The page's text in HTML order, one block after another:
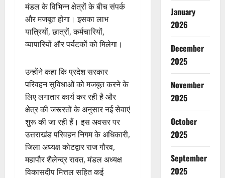
मंडल के विभिन्न क्षेत्रों के बीच संपर्क
और मजबूत होगा। इसका लाभ
यात्रियों, छात्रों, कर्मचारियों,
व्यापारियों और पर्यटकों को मिलेगा।
उन्होंने कहा कि प्रदेश सरकार
परिवहन सुविधाओं को मजबूत करने के
लिए लगातार कार्य कर रही है और
क्षेत्र की जरूरतों के अनुसार नई सेवाएं
शुरू की जा रही हैं। इस अवसर पर
उत्तराखंड परिवहन निगम के अधिकारी,
जिला अध्यक्ष कोटद्वार राज गौरव,
महापौर शैलेन्द्र रावत, मंडल अध्यक्ष
विकासदीप मित्तल सहित कई
January
2026
December
2025
November
2025
October
2025
September
2025